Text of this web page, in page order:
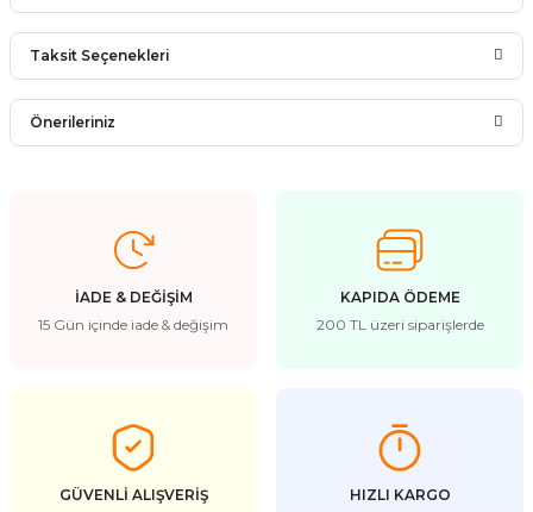
Bu ürüne ilk yorumu siz yapın!
Taksit Seçenekleri
Önerileriniz
kullanarak tarafımıza iletebilirsiniz.
Görüş ve önerileriniz için teşekkür ederiz.
Ürün resmi kalitesiz, bozuk veya görüntülenemiyor.
Ürün fiyatı diğer sitelerden daha pahalı.
Bu ürüne benzer farklı alternatifler olmalı.
İADE & DEĞİŞİM
15 Gün içinde iade & değişim
KAPIDA ÖDEME
200 TL üzeri siparişlerde
GÜVENLİ ALIŞVERİŞ
HIZLI KARGO